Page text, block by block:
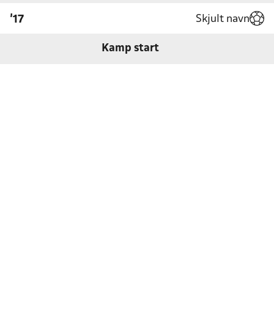
'17 Skjult navn
Kamp start